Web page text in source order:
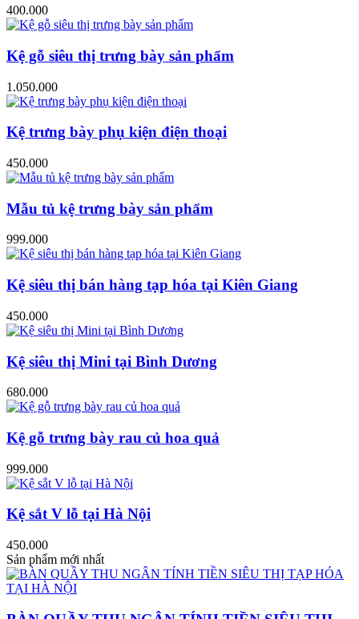
400.000
Kệ gỗ siêu thị trưng bày sản phẩm
1.050.000
Kệ trưng bày phụ kiện điện thoại
450.000
Mẫu tủ kệ trưng bày sản phẩm
999.000
Kệ siêu thị bán hàng tạp hóa tại Kiên Giang
450.000
Kệ siêu thị Mini tại Bình Dương
680.000
Kệ gỗ trưng bày rau củ hoa quả
999.000
Kệ sắt V lỗ tại Hà Nội
450.000
Sản phẩm mới nhất